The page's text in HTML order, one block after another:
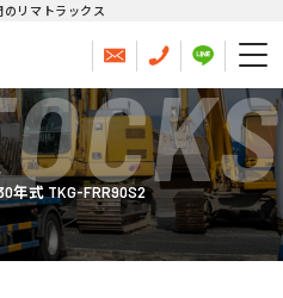
リマトラックス
年式 TKG-FRR90S2